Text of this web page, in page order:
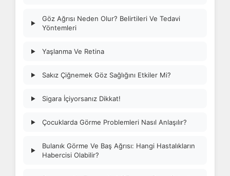
▶
Göz Ağrısı Neden Olur? Belirtileri Ve Tedavi
Yöntemleri
▶ Yaşlanma Ve Retina
▶ Sakız Çiğnemek Göz Sağlığını Etkiler Mi?
▶ Sigara İçiyorsanız Dikkat!
▶ Çocuklarda Görme Problemleri Nasıl Anlaşılır?
▶
Bulanık Görme Ve Baş Ağrısı: Hangi Hastalıkların
Habercisi Olabilir?